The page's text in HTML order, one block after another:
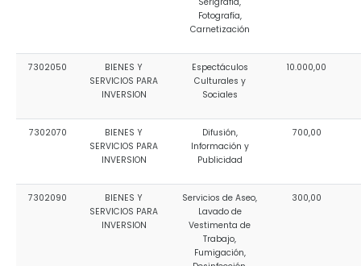
Fotografía,
Carnetización
7302050
BIENES Y
SERVICIOS PARA
INVERSION
Espectáculos
Culturales y
Sociales
10.000,00
7302070
BIENES Y
SERVICIOS PARA
INVERSION
Difusión,
Información y
Publicidad
700,00
7302090
BIENES Y
SERVICIOS PARA
INVERSION
Servicios de Aseo,
Lavado de
Vestimenta de
Trabajo,
Fumigación,
300,00